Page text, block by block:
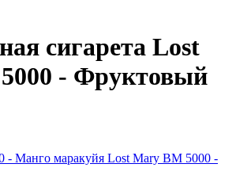
сигарета Lost
- Фруктовый
Lost Mary BM 5000 -